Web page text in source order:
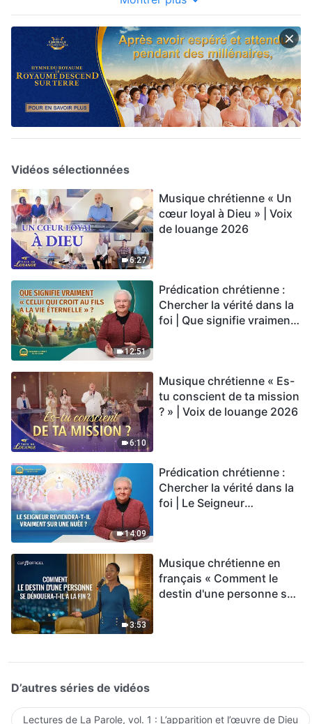
Vidéos sélectionnées
6:27
Musique chrétienne « Un
cœur loyal à Dieu » | Voix
de louange 2026
12:51
Prédication chrétienne :
Chercher la vérité dans la
foi | Que signifie vraiment
6:10
Musique chrétienne « Es-
tu conscient de ta mission
? » | Voix de louange 2026
14:09
Prédication chrétienne :
Chercher la vérité dans la
foi | Le Seigneur
3:53
Musique chrétienne en
français « Comment le
destin d'une personne se
D’autres séries de vidéos
Lectures de La Parole, vol. 1 : L’apparition et l’œuvre de Dieu